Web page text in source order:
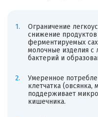
Ограничение
снижение
ферментируемых
молочные изделия с
бактерий и
Умеренное
клетчатка (овсянка,
поддерживает
кишечника.